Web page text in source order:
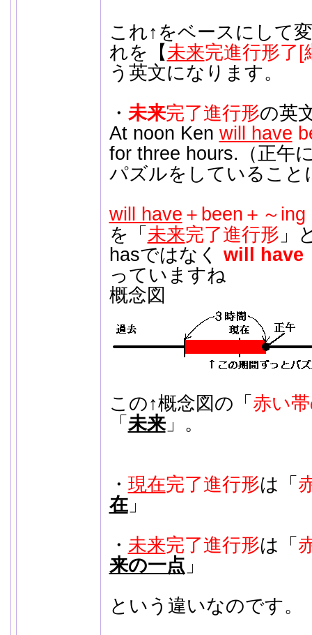
これ↑をベースにして
れを【未来完進行形了[
う英文になります。
・ 未来完了進行形の英
At noon Ken will have
for three hours.（正午
パズルをしていること
will have ＋been＋～ing
を「 未来完了進行形 」
hasではなく will have
っていますね
概念図
この↑概念図の「 赤い
「 未来」。
・ 現在完了進行形は「
在」
・ 未来完了進行形は「
来の一点 」
という違いなのです。